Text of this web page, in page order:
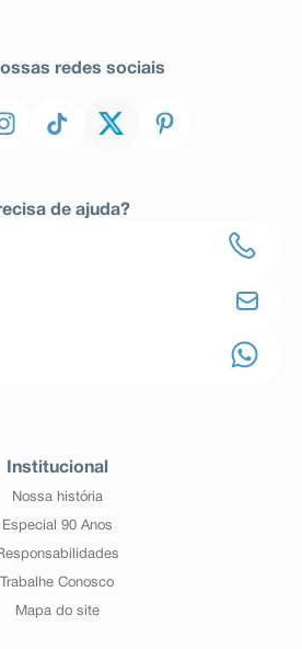
redes sociais
de ajuda?
Institucional
Nossa história
Especial 90 Anos
Trabalhe Conosco
Mapa do site